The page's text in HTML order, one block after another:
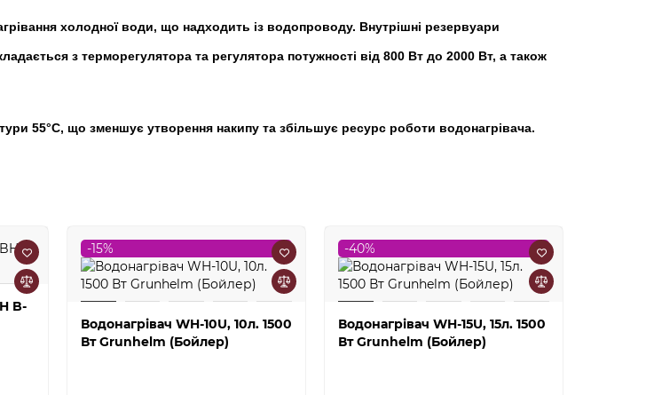
холодної води, що надходить із водопроводу. Внутрішні резервуари
з терморегулятора та регулятора потужності від 800 Вт до 2000 Вт, а також
55°С, що зменшує утворення накипу та збільшує ресурс роботи водонагрівача.
B-
-15%
Водонагрівач WH-10U, 10л. 1500
Вт Grunhelm (Бойлер)
-40%
Водонагрівач WH-15U, 15л. 1500
Вт Grunhelm (Бойлер)